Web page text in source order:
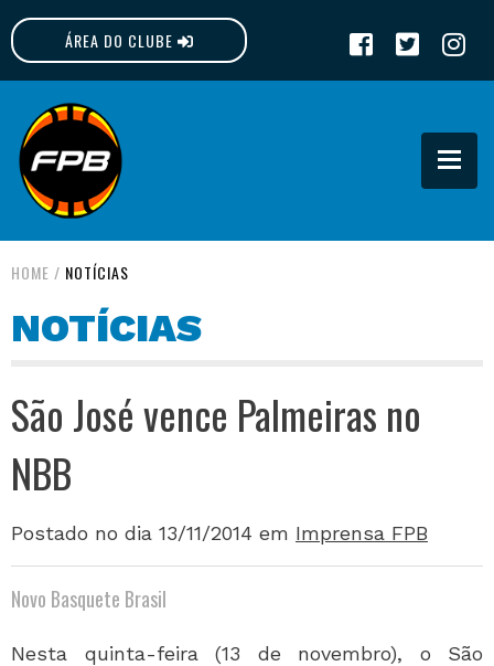
ÁREA DO CLUBE
FPB
HOME / NOTÍCIAS
NOTÍCIAS
São José vence Palmeiras no
NBB
Postado no dia 13/11/2014 em Imprensa FPB
Novo Basquete Brasil
Nesta quinta-feira (13 de novembro), o São